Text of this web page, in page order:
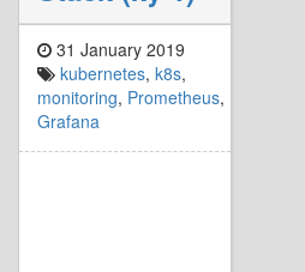
31 January 2019
kubernetes, k8s,
monitoring, Prometheus,
Grafana